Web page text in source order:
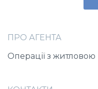
ПРО АГЕНТА
Операції з житловою